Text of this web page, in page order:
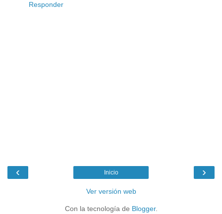
Responder
‹ ›
Inicio
Ver versión web
Con la tecnología de Blogger.